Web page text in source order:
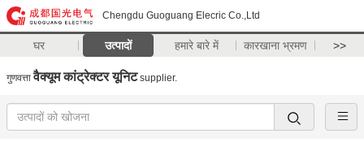
Chengdu Guoguang Elecric Co.,Ltd
घर उत्पादों हमारे बारे में कारखाना भ्रमण >>
गुणवत्ता वैक्यूम कांट्रेक्टर यूनिटsupplier.